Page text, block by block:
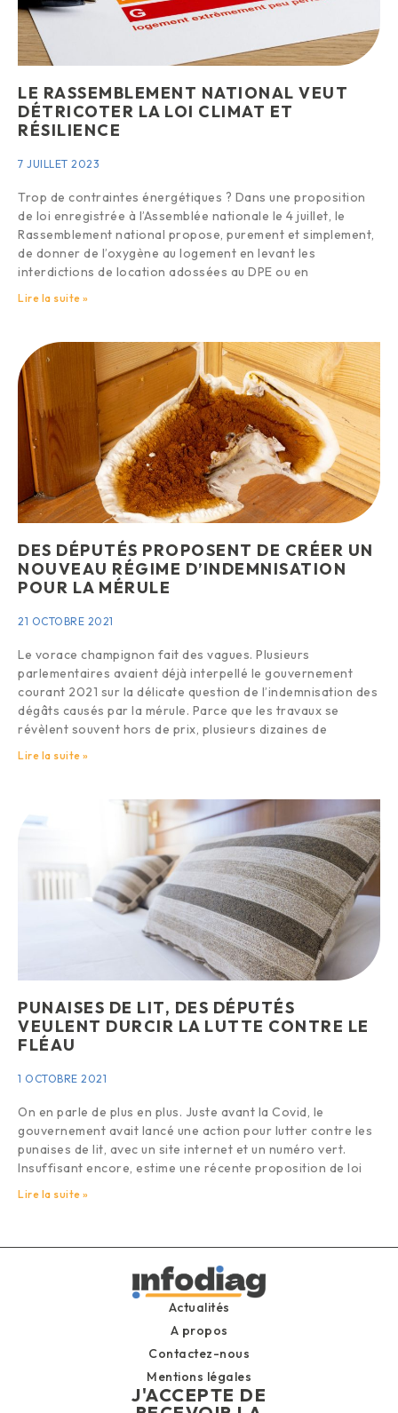
LE RASSEMBLEMENT NATIONAL VEUT
DÉTRICOTER LA LOI CLIMAT ET
RÉSILIENCE
7 JUILLET 2023
Trop de contraintes énergétiques ? Dans une proposition
de loi enregistrée à l’Assemblée nationale le 4 juillet, le
Rassemblement national propose, purement et simplement,
de donner de l’oxygène au logement en levant les
interdictions de location adossées au DPE ou en
Lire la suite »
DES DÉPUTÉS PROPOSENT DE CRÉER UN
NOUVEAU RÉGIME D’INDEMNISATION
POUR LA MÉRULE
21 OCTOBRE 2021
Le vorace champignon fait des vagues. Plusieurs
parlementaires avaient déjà interpellé le gouvernement
courant 2021 sur la délicate question de l’indemnisation des
dégâts causés par la mérule. Parce que les travaux se
révèlent souvent hors de prix, plusieurs dizaines de
Lire la suite »
PUNAISES DE LIT, DES DÉPUTÉS
VEULENT DURCIR LA LUTTE CONTRE LE
FLÉAU
1 OCTOBRE 2021
On en parle de plus en plus. Juste avant la Covid, le
gouvernement avait lancé une action pour lutter contre les
punaises de lit, avec un site internet et un numéro vert.
Insuffisant encore, estime une récente proposition de loi
Lire la suite »
Actualités
A propos
Contactez-nous
Mentions légales
J'ACCEPTE DE